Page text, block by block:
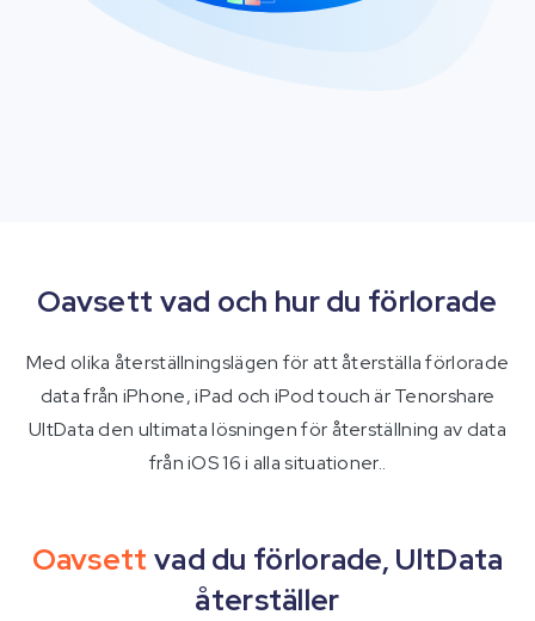
Oavsett vad och hur du förlorade
Med olika återställningslägen för att återställa förlorade
data från iPhone, iPad och iPod touch är Tenorshare
UltData den ultimata lösningen för återställning av data
från iOS 16 i alla situationer..
Oavsett vad du förlorade, UltData
återställer